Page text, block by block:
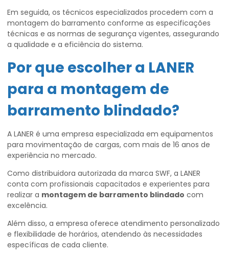
Em seguida, os técnicos especializados procedem com a
montagem do barramento conforme as especificações
técnicas e as normas de segurança vigentes, assegurando
a qualidade e a eficiência do sistema.
Por que escolher a LANER
para a montagem de
barramento blindado?
A LANER é uma empresa especializada em equipamentos
para movimentação de cargas, com mais de 16 anos de
experiência no mercado.
Como distribuidora autorizada da marca SWF, a LANER
conta com profissionais capacitados e experientes para
realizar a montagem de barramento blindado com
excelência.
Além disso, a empresa oferece atendimento personalizado
e flexibilidade de horários, atendendo às necessidades
específicas de cada cliente.